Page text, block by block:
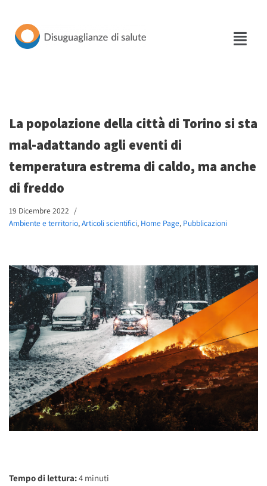
Vai
La popolazione della città di Torino si sta
mal-adattando agli eventi di
temperatura estrema di caldo, ma anche
di freddo
19 Dicembre 2022
Ambiente e territorio,Articoli scientifici, Home Page, Pubblicazioni
Tempo di lettura:4 minuti